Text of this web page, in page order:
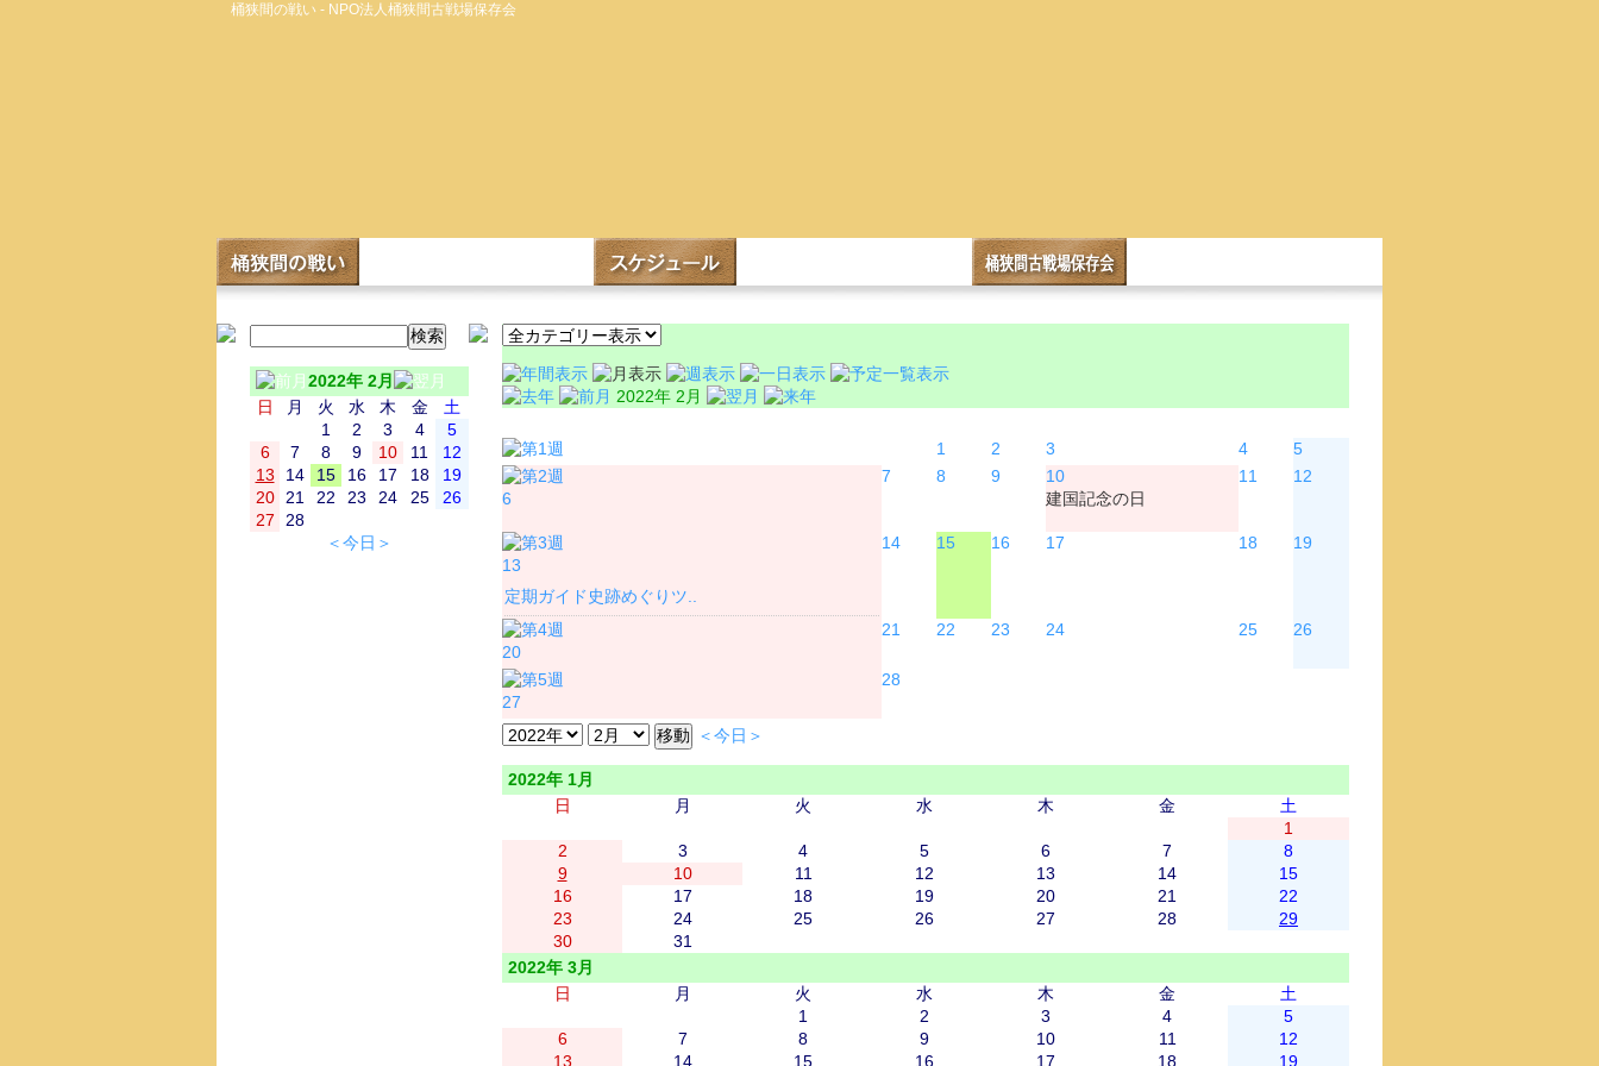
桶狭間の戦い - NPO法人桶狭間古戦場保存会
2022年 2月
日
月 火 水 木 金
土
1
2 3 4
5
6
7 8 9 10 11
12
13
14 15 16 17 18
19
20
21 22 23 24 25
26
27
28
＜今日＞
2022年 2月
1
2 3 4 5
6
7 8 9
10
建国記念の日
11 12
13
定期ガイド史跡めぐりツ..
14 15 16 17 18 19
20
21 22 23 24 25 26
27
28
＜今日＞
2022年 1月
日
月 火 水 木 金
土
1
2
3 4 5 6 7
8
9
10 11 12 13 14
15
16
17 18 19 20 21
22
23
24 25 26 27 28
29
30
31
2022年 3月
日
月 火 水 木 金
土
1
2 3 4
5
6
7 8 9 10 11
12
13
14 15 16 17 18 19